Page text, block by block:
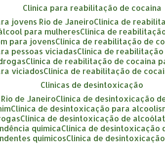
clínica para reabilitação de cocaína
jovens Rio de Janeiro clínica de
para mulheres clínica de
para jovens clínica de reabilitação de
pessoas viciadas clínica de
clínica de reabilitação de cocaína
viciados clínica de reabilitação de
clínicas de desintoxicação
de Janeiro clínica de desintoxicação
clínica de desintoxicação para
clínica de desintoxicação de
química clínica de desintoxicação
químicos clínica de